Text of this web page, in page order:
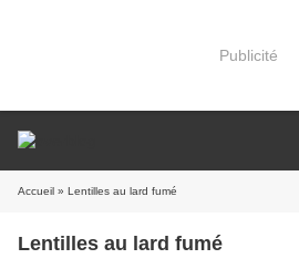
Publicité
Accueil » Lentilles au lard fumé
Lentilles au lard fumé